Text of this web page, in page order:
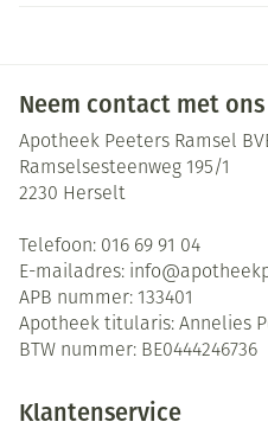
Neem contact met
Apotheek Peeters Ramsel
Ramselsesteenweg 195/1
2230 Herselt
Telefoon: 016 69 91 04
E-mailadres: info@
APB nummer: 133401
Apotheek titularis: Annelies
BTW nummer: BE0444246736
Klantenservice